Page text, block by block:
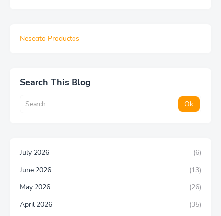
Nesecito Productos
Search This Blog
July 2026
(6)
June 2026
(13)
May 2026
(26)
April 2026
(35)